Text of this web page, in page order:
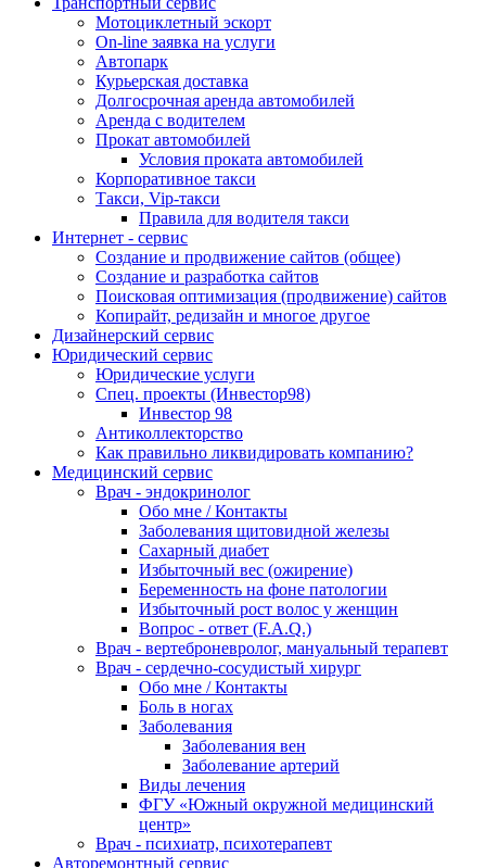
Мотоциклетный эскорт
On-line заявка на услуги
Автопарк
Курьерская доставка
Долгосрочная аренда автомобилей
Аренда с водителем
Прокат автомобилей
Условия проката автомобилей
Корпоративное такси
Такси, Vip-такси
Правила для водителя такси
Интернет - сервис
Создание и продвижение сайтов (общее)
Создание и разработка сайтов
Поисковая оптимизация (продвижение) сайтов
Копирайт, редизайн и многое другое
Дизайнерский сервис
Юридический сервис
Юридические услуги
Спец. проекты (Инвестор98)
Инвестор 98
Антиколлекторство
Как правильно ликвидировать компанию?
Медицинский сервис
Врач - эндокринолог
Обо мне / Контакты
Заболевания щитовидной железы
Сахарный диабет
Избыточный вес (ожирение)
Беременность на фоне патологии
Избыточный рост волос у женщин
Вопрос - ответ (F.A.Q.)
Врач - вертеброневролог, мануальный терапевт
Врач - сердечно-сосудистый хирург
Обо мне / Контакты
Боль в ногах
Заболевания
Заболевания вен
Заболевание артерий
Виды лечения
ФГУ «Южный окружной медицинский
центр»
Врач - психиатр, психотерапевт
Авторемонтный сервис